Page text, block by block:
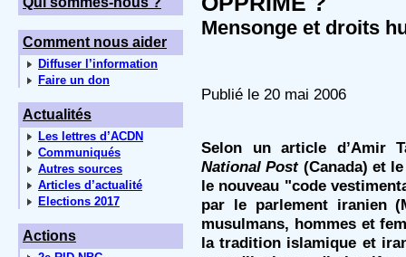
Comment nous aider
Diffuser l’information
Faire un don
Actualités
Les lettres d’ACDN
Communiqués
Autres sources
Articles d’actualité
Elections 2017
Actions
Mensonge et droits
Publié le 20 mai 2006
Selon un article d’Amir
National Post(Canada) et
le nouveau "code
par le parlement iranien
musulmans, hommes et
la tradition islamique et